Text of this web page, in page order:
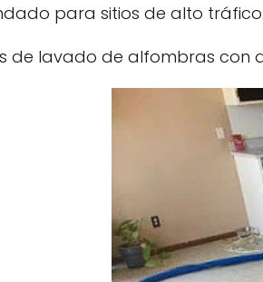
para sitios de alto tráfico.
de lavado de alfombras con